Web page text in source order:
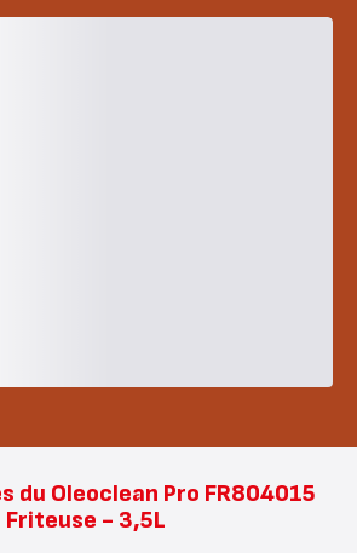
du Oleoclean Pro FR804015
Friteuse - 3,5L